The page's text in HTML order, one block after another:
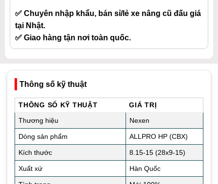
✅ Chuyên nhập khẩu, bán sỉ/lẻ xe nâng cũ đấu giá
tại Nhật.
✅ Giao hàng tận nơi toàn quốc.
Thông số kỹ thuật
THÔNG SỐ KỸ THUẬT
GIÁ TRỊ
Thương hiệu
Nexen
Dòng sản phẩm ALLPRO HP (CBX)
Kích thước 8.15-15 (28x9-15)
Xuất xứ Hàn Quốc